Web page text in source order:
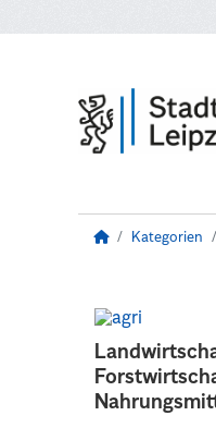
Kategorien